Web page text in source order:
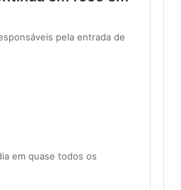
pela entrada de
em quase todos os